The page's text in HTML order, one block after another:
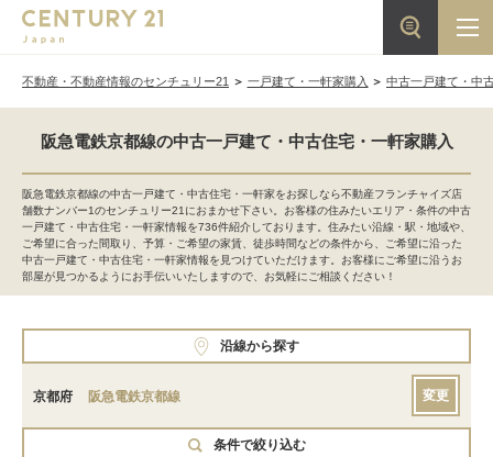
不動産・不動産情報のセンチュリー21 一戸建て・一軒家購入 中古一戸建て・中
阪急電鉄京都線の中古一戸建て・中古住宅・一軒家購入
阪急電鉄京都線の中古一戸建て・中古住宅・一軒家をお探しなら不動産フランチャイズ店
舗数ナンバー1のセンチュリー21におまかせ下さい。お客様の住みたいエリア・条件の中古
一戸建て・中古住宅・一軒家情報を736件紹介しております。住みたい沿線・駅・地域や、
ご希望に合った間取り、予算・ご希望の家賃、徒歩時間などの条件から、ご希望に沿った
中古一戸建て・中古住宅・一軒家情報を見つけていただけます。お客様にご希望に沿うお
部屋が見つかるようにお手伝いいたしますので、お気軽にご相談ください！
沿線から探す
京都府 阪急電鉄京都線 変更
条件で絞り込む